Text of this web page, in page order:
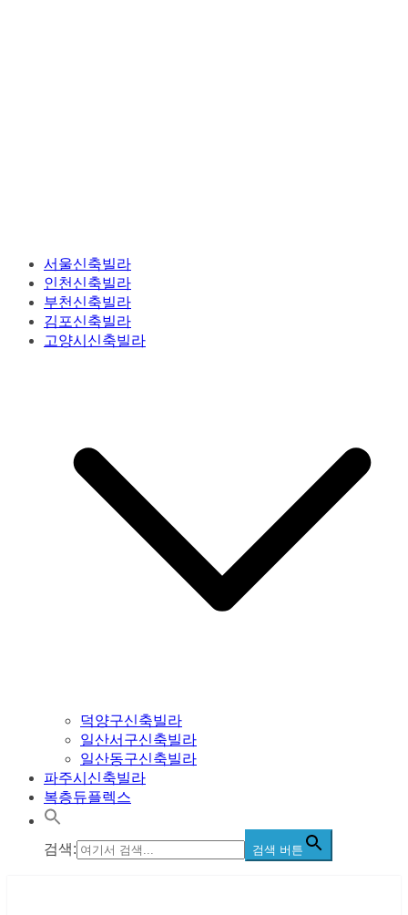
서울신축빌라
인천신축빌라
부천신축빌라
김포신축빌라
고양시신축빌라
덕양구신축빌라
일산서구신축빌라
일산동구신축빌라
파주시신축빌라
복층듀플렉스
검색: 검색 버튼